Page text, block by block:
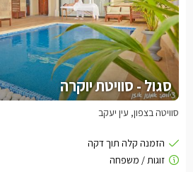
סגול - סוויטת יוקרה
סוויטה בצפון, עין יעקב